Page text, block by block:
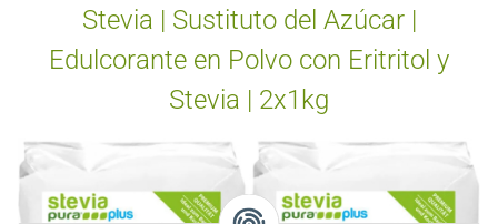
Stevia | Sustituto del Azúcar |
Edulcorante en Polvo con Eritritol y
Stevia | 2x1kg